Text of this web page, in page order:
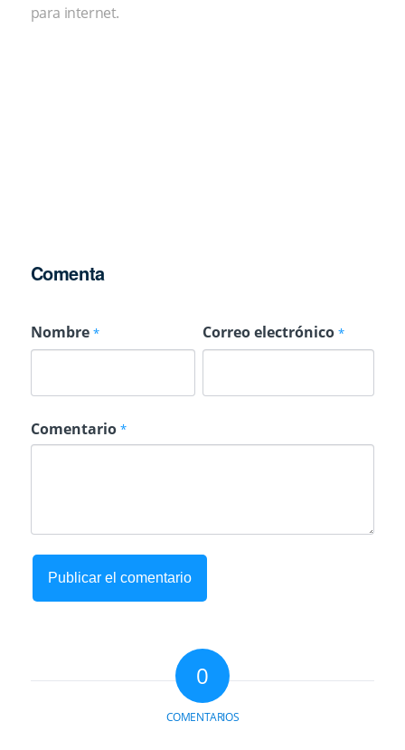
para internet.
Comenta
Nombre * Correo electrónico *
Comentario *
0
COMENTARIOS